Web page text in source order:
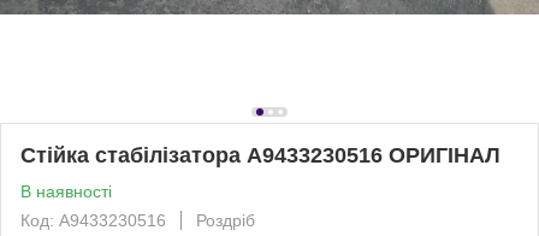
Стійка стабілізатора A9433230516 ОРИГІНАЛ
В наявності
Код: A9433230516
Роздріб